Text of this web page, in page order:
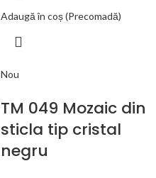
Adaugă în coș (Precomadă)
Nou
TM 049 Mozaic din
sticla tip cristal
negru